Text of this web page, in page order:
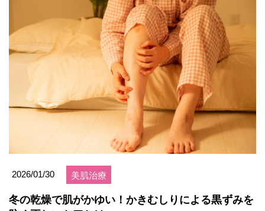
2026/01/30 美肌治療
冬の乾燥で肌がかゆい！かきむしりによる黒ずみを